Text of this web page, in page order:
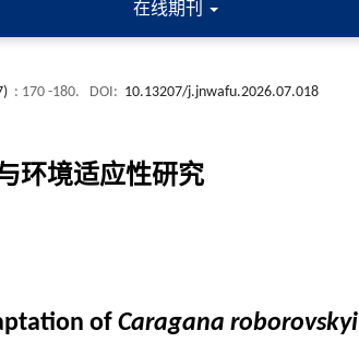
在线期刊
: 170 -180. DOI: 10.13207/j.jnwafu.2026.07.018
环境适应性研究
of Caragana roborovskyi